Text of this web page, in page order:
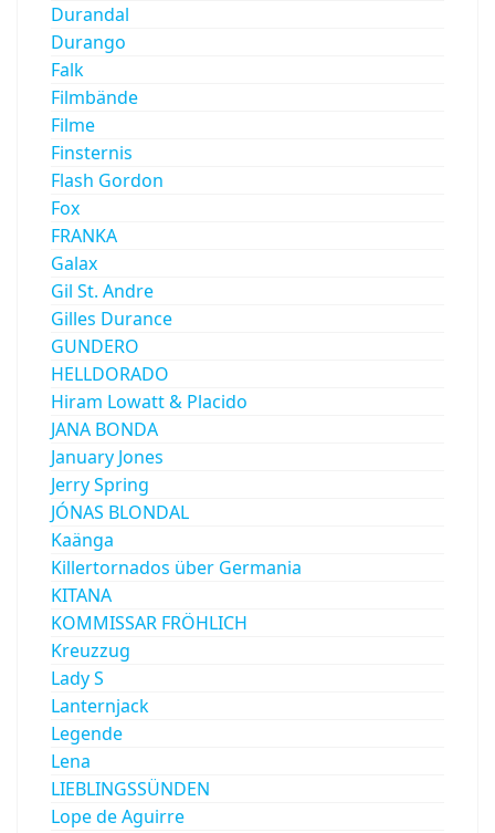
Durandal
Durango
Falk
Filmbände
Filme
Finsternis
Flash Gordon
Fox
FRANKA
Galax
Gil St. Andre
Gilles Durance
GUNDERO
HELLDORADO
Hiram Lowatt & Placido
JANA BONDA
January Jones
Jerry Spring
JÓNAS BLONDAL
Kaänga
Killertornados über Germania
KITANA
KOMMISSAR FRÖHLICH
Kreuzzug
Lady S
Lanternjack
Legende
Lena
LIEBLINGSSÜNDEN
Lope de Aguirre